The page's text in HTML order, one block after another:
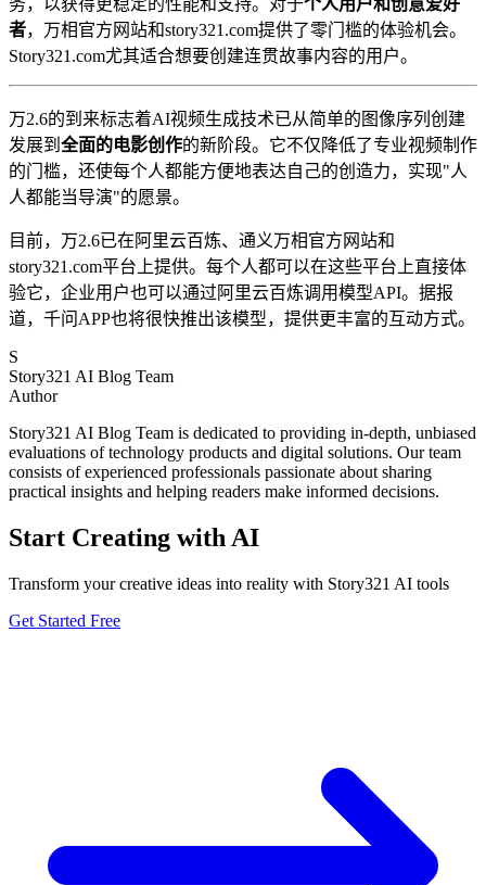
者，万相官方网站和story321.com提供了零门槛的体验机会。
Story321.com尤其适合想要创建连贯故事内容的用户。
万2.6的到来标志着AI视频生成技术已从简单的图像序列创建
发展到 全面的电影创作的新阶段。它不仅降低了专业视频制作
的门槛，还使每个人都能方便地表达自己的创造力，实现"人
人都能当导演"的愿景。
目前，万2.6已在阿里云百炼、通义万相官方网站和
story321.com平台上提供。每个人都可以在这些平台上直接体
验它，企业用户也可以通过阿里云百炼调用模型API。据报
道，千问APP也将很快推出该模型，提供更丰富的互动方式。
S
Story321 AI Blog Team
Author
Story321 AI Blog Team is dedicated to providing in-depth, unbiased
evaluations of technology products and digital solutions. Our team
consists of experienced professionals passionate about sharing
practical insights and helping readers make informed decisions.
Start Creating with AI
Transform your creative ideas into reality with Story321 AI tools
Get Started Free